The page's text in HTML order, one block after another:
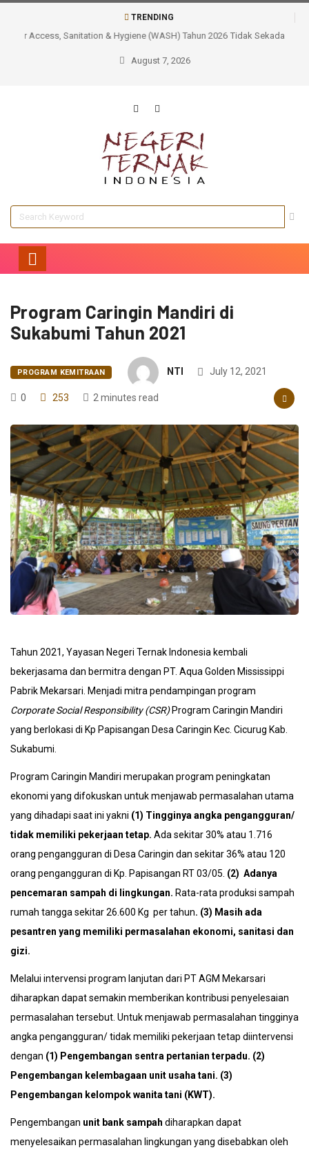
TRENDING
Tidak Sekadar Membangun, AQUA Cianjur Memastikan Manfaat
Berkelanjutan Sarana Air Bersih Bagi Masyarakat
August 7, 2026
Program Caringin Mandiri di
Sukabumi Tahun 2021
PROGRAM KEMITRAAN NTI July 12, 2021
0 253 2 minutes read
Tahun 2021, Yayasan Negeri Ternak Indonesia kembali
bekerjasama dan bermitra dengan PT. Aqua Golden Mississippi
Pabrik Mekarsari. Menjadi mitra pendampingan program
Corporate Social Responsibility (CSR)Program Caringin Mandiri
yang berlokasi di Kp Papisangan Desa Caringin Kec. Cicurug Kab.
Sukabumi.
Program Caringin Mandiri merupakan program peningkatan
ekonomi yang difokuskan untuk menjawab permasalahan utama
yang dihadapi saat ini yakni (1) Tingginya angka pengangguran/
tidak memiliki pekerjaan tetap. Ada sekitar 30% atau 1.716
orang pengangguran di Desa Caringin dan sekitar 36% atau 120
orang pengangguran di Kp. Papisangan RT 03/05. (2) Adanya
pencemaran sampah di lingkungan. Rata-rata produksi sampah
rumah tangga sekitar 26.600 Kg per tahun. (3) Masih ada
pesantren yang memiliki permasalahan ekonomi, sanitasi dan
gizi.
Melalui intervensi program lanjutan dari PT AGM Mekarsari
diharapkan dapat semakin memberikan kontribusi penyelesaian
permasalahan tersebut. Untuk menjawab permasalahan tingginya
angka pengangguran/ tidak memiliki pekerjaan tetap diintervensi
dengan (1) Pengembangan sentra pertanian terpadu. (2)
Pengembangan kelembagaan unit usaha tani. (3)
Pengembangan kelompok wanita tani (KWT).
Pengembangan unit bank sampah diharapkan dapat
menyelesaikan permasalahan lingkungan yang disebabkan oleh